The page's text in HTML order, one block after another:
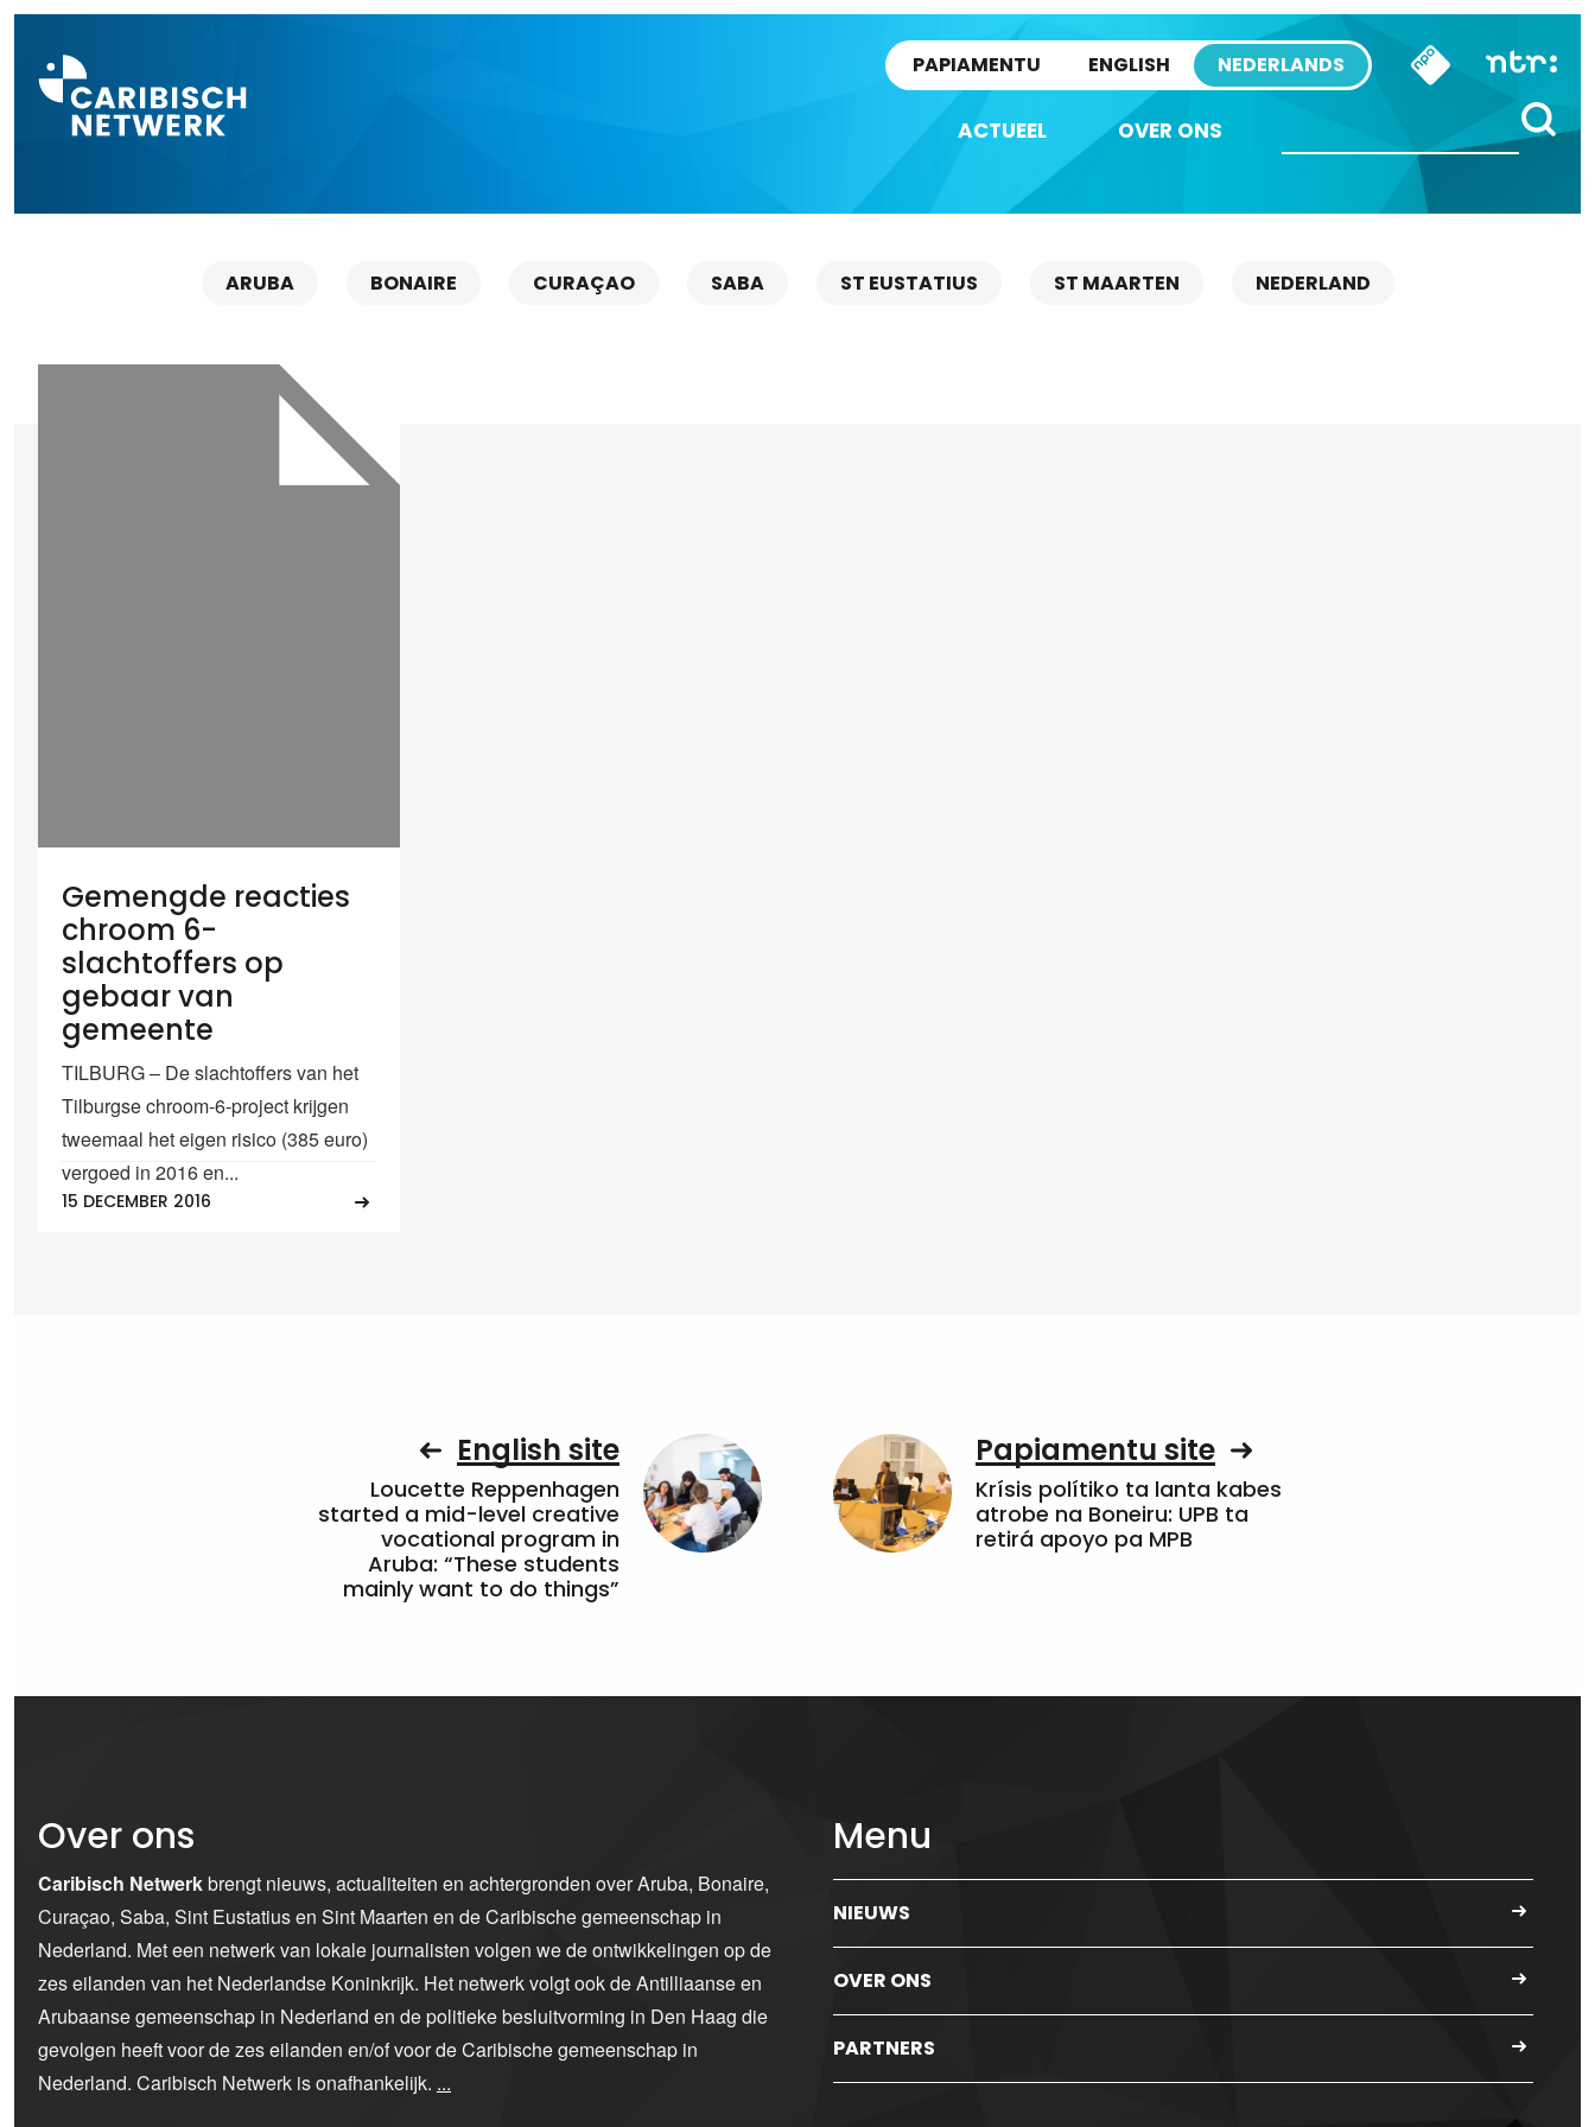
PAPIAMENTU ENGLISH NEDERLANDS
ACTUEEL OVER ONS
ARUBA BONAIRE CURAÇAO SABA ST EUSTATIUS ST MAARTEN NEDERLAND
Gemengde reacties
chroom 6-
slachtoffers op
gebaar van
gemeente
TILBURG – De slachtoffers van het
Tilburgse chroom-6-project krijgen
tweemaal het eigen risico (385 euro)
vergoed in 2016 en...
15 DECEMBER 2016
English site
Loucette Reppenhagen
started a mid-level creative
vocational program in
Aruba: “These students
mainly want to do things”
Papiamentu site
Krísis polítiko ta lanta kabes
atrobe na Boneiru: UPB ta
retirá apoyo pa MPB
Over ons
Caribisch Netwerkbrengt nieuws, actualiteiten en achtergronden over Aruba, Bonaire,
Curaçao, Saba, Sint Eustatius en Sint Maarten en de Caribische gemeenschap in
Nederland. Met een netwerk van lokale journalisten volgen we de ontwikkelingen op de
zes eilanden van het Nederlandse Koninkrijk. Het netwerk volgt ook de Antilliaanse en
Arubaanse gemeenschap in Nederland en de politieke besluitvorming in Den Haag die
gevolgen heeft voor de zes eilanden en/of voor de Caribische gemeenschap in
Nederland. Caribisch Netwerk is onafhankelijk. ...
Menu
NIEUWS
OVER ONS
PARTNERS